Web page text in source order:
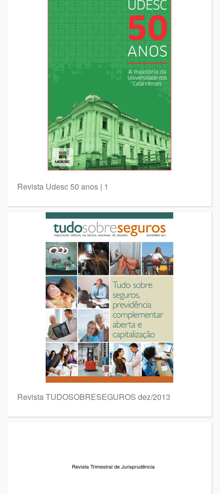
Revista Udesc 50 anos | 1
Revista TUDOSOBRESEGUROS dez/2013